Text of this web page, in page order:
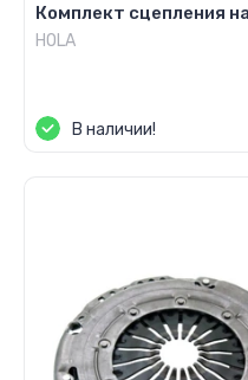
Комплект сцепления
HOLA
В наличии!